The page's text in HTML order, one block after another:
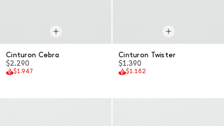
Cinturon Cebra
$2.290
$1.947
Cinturon Twister
$1.390
$1.182